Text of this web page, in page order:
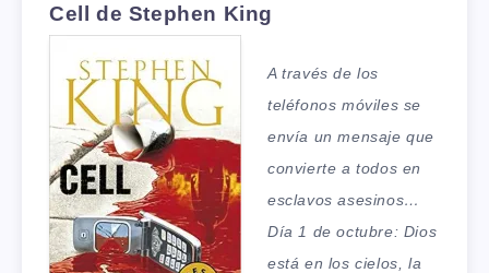
Cell de Stephen King
A través de los
teléfonos móviles se
envía un mensaje que
convierte a todos en
esclavos asesinos…
Día 1 de octubre: Dios
está en los cielos, la